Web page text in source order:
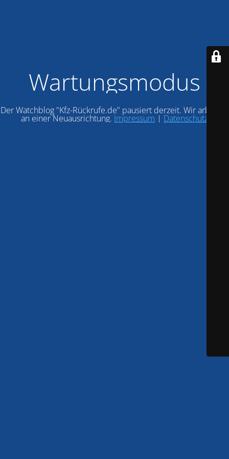
Wartungsmodus
Der Watchblog "Kfz-Rückrufe.de" pausiert derzeit. Wir arbeiten
an einer Neuausrichtung. Impressum | Datenschutz